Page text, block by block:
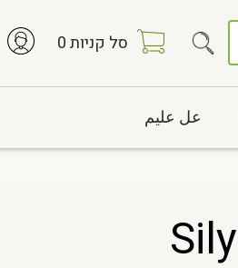
סל קניות0
عل عليم